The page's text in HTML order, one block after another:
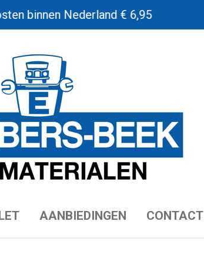
binnen Nederland € 6,95
AANBIEDINGEN CONTACT